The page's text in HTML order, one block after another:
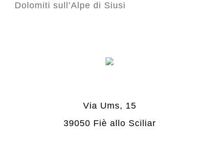
Dolomiti sull’Alpe di Siusi
Via Ums, 15
39050 Fiè allo Sciliar